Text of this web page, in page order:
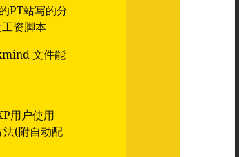
PT站写的分
资脚本
文件能
用户使用
法(附自动配